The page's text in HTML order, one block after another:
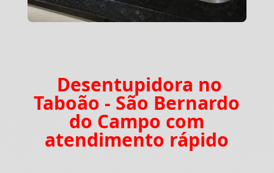
Desentupidora no
Taboão - São Bernardo
do Campo com
atendimento rápido